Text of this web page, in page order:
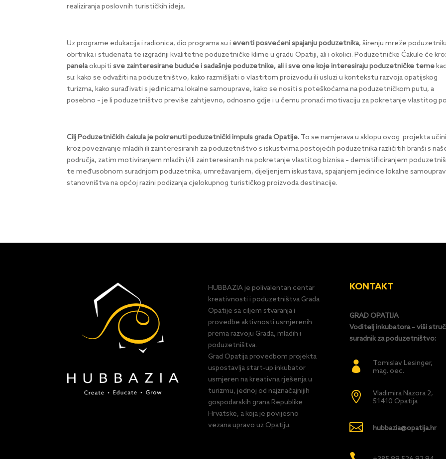
realiziranja poslovnih turističkih ideja.
Uz programe edukacija i radionica, dio programa su i eventi posvećeni spajanju poduzetnika, širenju mreže
obrtnika i studenata te izgradnji kvalitetne poduzetničke klime u gradu Opatiji, ali i okolici. Poduzetničke Ćakule će
panelaokupitisve zainteresirane buduće i sadašnje poduzetnike, ali i sve one koje interesiraju poduzetničke teme
su: kako se odvažiti na poduzetništvo, kako razmišljati o vlastitom proizvodu ili usluzi u kontekstu razvoja opatijskog
turizma, kako surađivati s jedinicama lokalne samouprave, kako se nositi s poteškoćama na poduzetničkom putu, a
posebno – je li poduzetništvo previše zahtjevno, odnosno gdje i u čemu pronaći motivaciju za pokretanje vlastitog
Cilj Poduzetničkih ćakula je pokrenuti poduzetnički impuls grada Opatije. To se namjerava u sklopu ovog projekta
kroz povezivanje mladih ili zainteresiranih za poduzetništvo s iskustvima postojećih poduzetnika različitih branši s
područja, zatim motiviranjem mladih i/ili zainteresiranih na pokretanje vlastitog biznisa – demistificiranjem
te međusobnom suradnjom poduzetnika, umrežavanjem, dijeljenjem iskustava, spajanjem jedinice lokalne
stanovništva na općoj razini podizanja cjelokupnog turističkog proizvoda destinacije.
HUBBAZIA je polivalentan centar
kreativnosti i poduzetništva Grada
Opatije sa ciljem stvaranja i
provedbe aktivnosti usmjerenih
prema razvoju Grada, mladih i
poduzetništva.
Grad Opatija provedbom projekta
uspostavlja start-up inkubator
usmjeren na kreativna rješenja u
turizmu, jednoj od najznačajnijih
gospodarskih grana Republike
Hrvatske, a koja je povijesno
vezana upravo uz Opatiju.
KONTAKT
GRAD OPATIJA
Voditelj inkubatora – viši
suradnik za poduzetništvo:

Tomislav Lesinger,
mag. oec.

Vladimira Nazora 2,
51410 Opatija
 hubbazia@opatija.hr